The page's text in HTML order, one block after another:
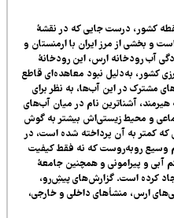
درست جایی که در نقشۀ
از مرز ایران با ارمنستان و
رودخانه ارس، این رودخانۀ
به‌دلیل نبود معاهده‌ای قاطع
در این آب‌ها، به نظر برای
آشناترین نام در میان آب‌های
محیط زیستی‌اش بیشتر به گوش
به آن پرداخته شده است، در
روبه‌روست که نه فقط کیفیت
پیرامونی و همچنین جامعۀ
است. گزارش‌های پیشِ‌رو،
منشأهای داخلی و خارجی،